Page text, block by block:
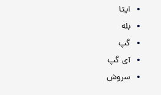
ایتا
بله
گپ
آی گپ
سروش